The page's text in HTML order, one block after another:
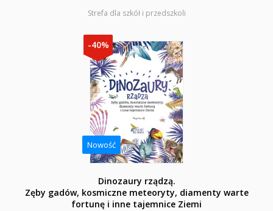
Strefa dla szkół i przedszkoli
-40%
Nowość
Dinozaury rządzą.
Zęby gadów, kosmiczne meteoryty, diamenty warte
fortunę i inne tajemnice Ziemi